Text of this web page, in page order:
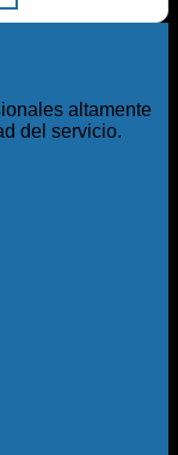
altamente
del servicio.